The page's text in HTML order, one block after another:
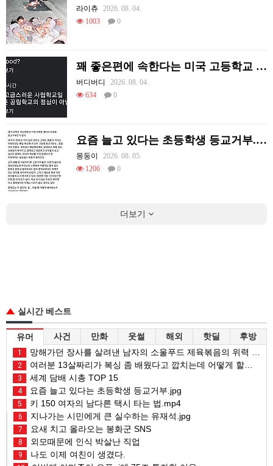
라이츄
2026. 08. 04.
1003
0
꽤 좋은편에 속한다는 미국 고등학교 급식.mp4
버디버디
2026. 08. 04.
634
0
요즘 늘고 있다는 초등학생 등교거부.jpg
몽둥이
2026. 08. 05.
1206
0
더보기
실시간 베스트
유머 사건 만화 웃썰 해외 핫딜 후방
1 망해가던 장사를 살려낸 남자의 소울푸드 제육볶음의 위력 ㅋㅋ
2 여러분 13살짜리가 복싱 좀 배웠다고 깝치는데 어떻게 할까요?
3 세계 담배 시총 TOP 15
4 요즘 늘고 있다는 초등학생 등교거부.jpg
5 키 150 여자의 남다른 택시 타는 법.mp4
6 지나가는 시민에게 큰 실수하는 유재석.jpg
7 요새 치고 올라오는 봉화군 SNS
8 외모때문에 인식 박살난 직업
9 나도 이제 여친이 생겼다.